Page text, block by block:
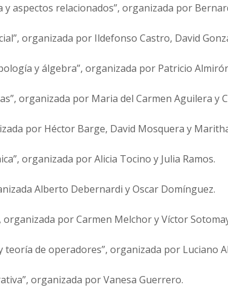
y aspectos relacionados”, organizada por
organizada por Ildefonso Castro, David
y álgebra”, organizada por Patricio
organizada por Maria del Carmen Aguilera y
por Héctor Barge, David Mosquera y
organizada por Alicia Tocino y Julia Ramos.
Alberto Debernardi y Oscar Domínguez.
organizada por Carmen Melchor y Víctor
teoría de operadores”, organizada por Luciano
organizada por Vanesa Guerrero.